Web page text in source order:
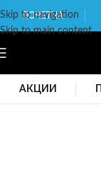
Skip to navigation
Skip to main content
ПОЧЕТНА
АКЦИИ